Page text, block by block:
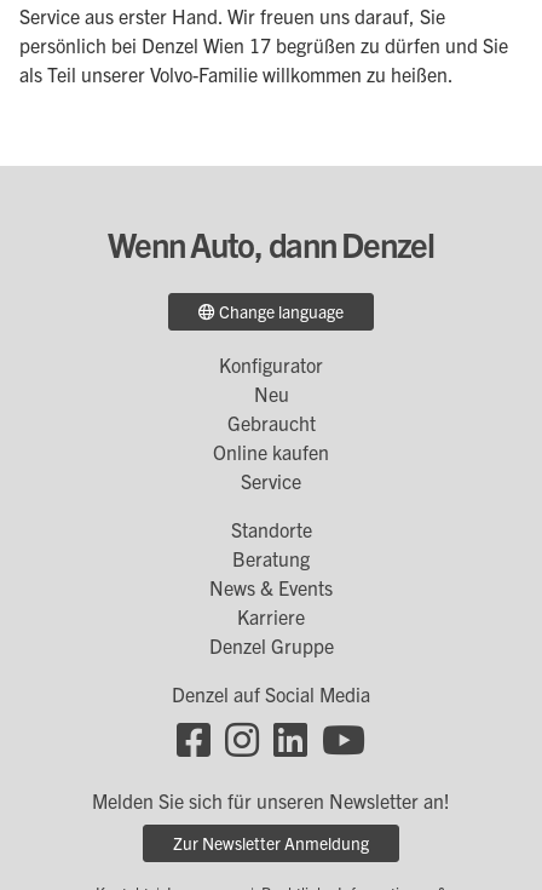
Service aus erster Hand. Wir freuen uns darauf, Sie
persönlich bei Denzel Wien 17 begrüßen zu dürfen und Sie
als Teil unserer Volvo-Familie willkommen zu heißen.
Wenn Auto, dann Denzel
Change language
Konfigurator
Neu
Gebraucht
Online kaufen
Service
Standorte
Beratung
News & Events
Karriere
Denzel Gruppe
Denzel auf Social Media
Social
Links
Melden Sie sich für unseren Newsletter an!
Zur Newsletter Anmeldung